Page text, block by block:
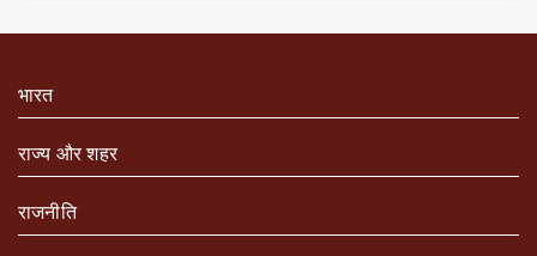
भारत
राज्य और शहर
राजनीति